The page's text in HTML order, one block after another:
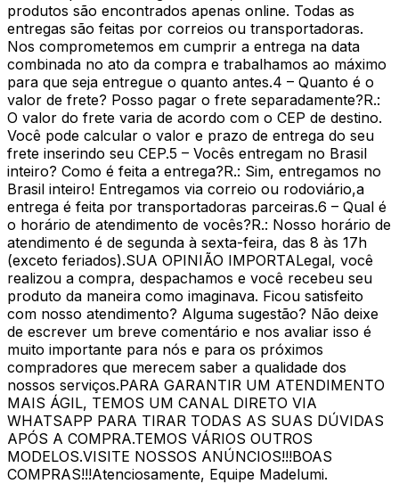
produtos são encontrados apenas online. Todas as
entregas são feitas por correios ou transportadoras.
Nos comprometemos em cumprir a entrega na data
combinada no ato da compra e trabalhamos ao máximo
para que seja entregue o quanto antes.4 – Quanto é o
valor de frete? Posso pagar o frete separadamente?R.:
O valor do frete varia de acordo com o CEP de destino.
Você pode calcular o valor e prazo de entrega do seu
frete inserindo seu CEP.5 – Vocês entregam no Brasil
inteiro? Como é feita a entrega?R.: Sim, entregamos no
Brasil inteiro! Entregamos via correio ou rodoviário,a
entrega é feita por transportadoras parceiras.6 – Qual é
o horário de atendimento de vocês?R.: Nosso horário de
atendimento é de segunda à sexta-feira, das 8 às 17h
(exceto feriados).SUA OPINIÃO IMPORTALegal, você
realizou a compra, despachamos e você recebeu seu
produto da maneira como imaginava. Ficou satisfeito
com nosso atendimento? Alguma sugestão? Não deixe
de escrever um breve comentário e nos avaliar isso é
muito importante para nós e para os próximos
compradores que merecem saber a qualidade dos
nossos serviços.PARA GARANTIR UM ATENDIMENTO
MAIS ÁGIL, TEMOS UM CANAL DIRETO VIA
WHATSAPP PARA TIRAR TODAS AS SUAS DÚVIDAS
APÓS A COMPRA.TEMOS VÁRIOS OUTROS
MODELOS.VISITE NOSSOS ANÚNCIOS!!!BOAS
COMPRAS!!!Atenciosamente, Equipe Madelumi.